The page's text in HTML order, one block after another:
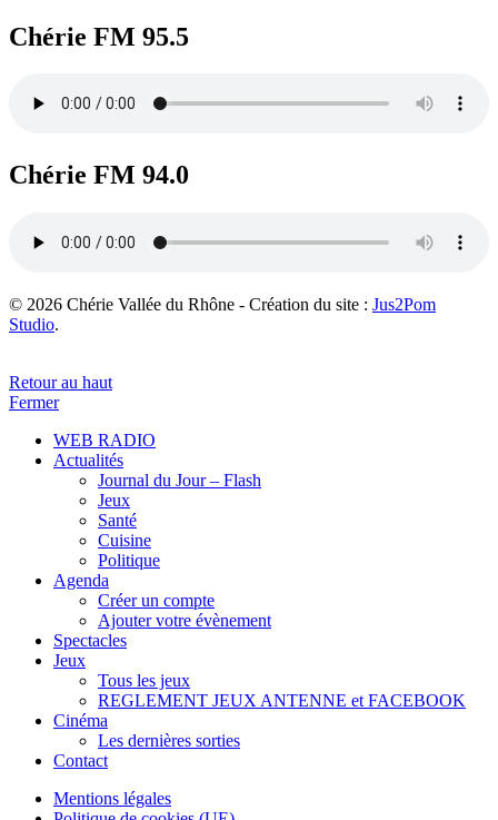
Chérie FM 95.5
Chérie FM 94.0
© 2026 Chérie Vallée du Rhône - Création du site : Jus2Pom
Studio.
Retour au haut
Fermer
WEB RADIO
Actualités
Journal du Jour – Flash
Jeux
Santé
Cuisine
Politique
Agenda
Créer un compte
Ajouter votre évènement
Spectacles
Jeux
Tous les jeux
REGLEMENT JEUX ANTENNE et FACEBOOK
Cinéma
Les dernières sorties
Contact
Mentions légales